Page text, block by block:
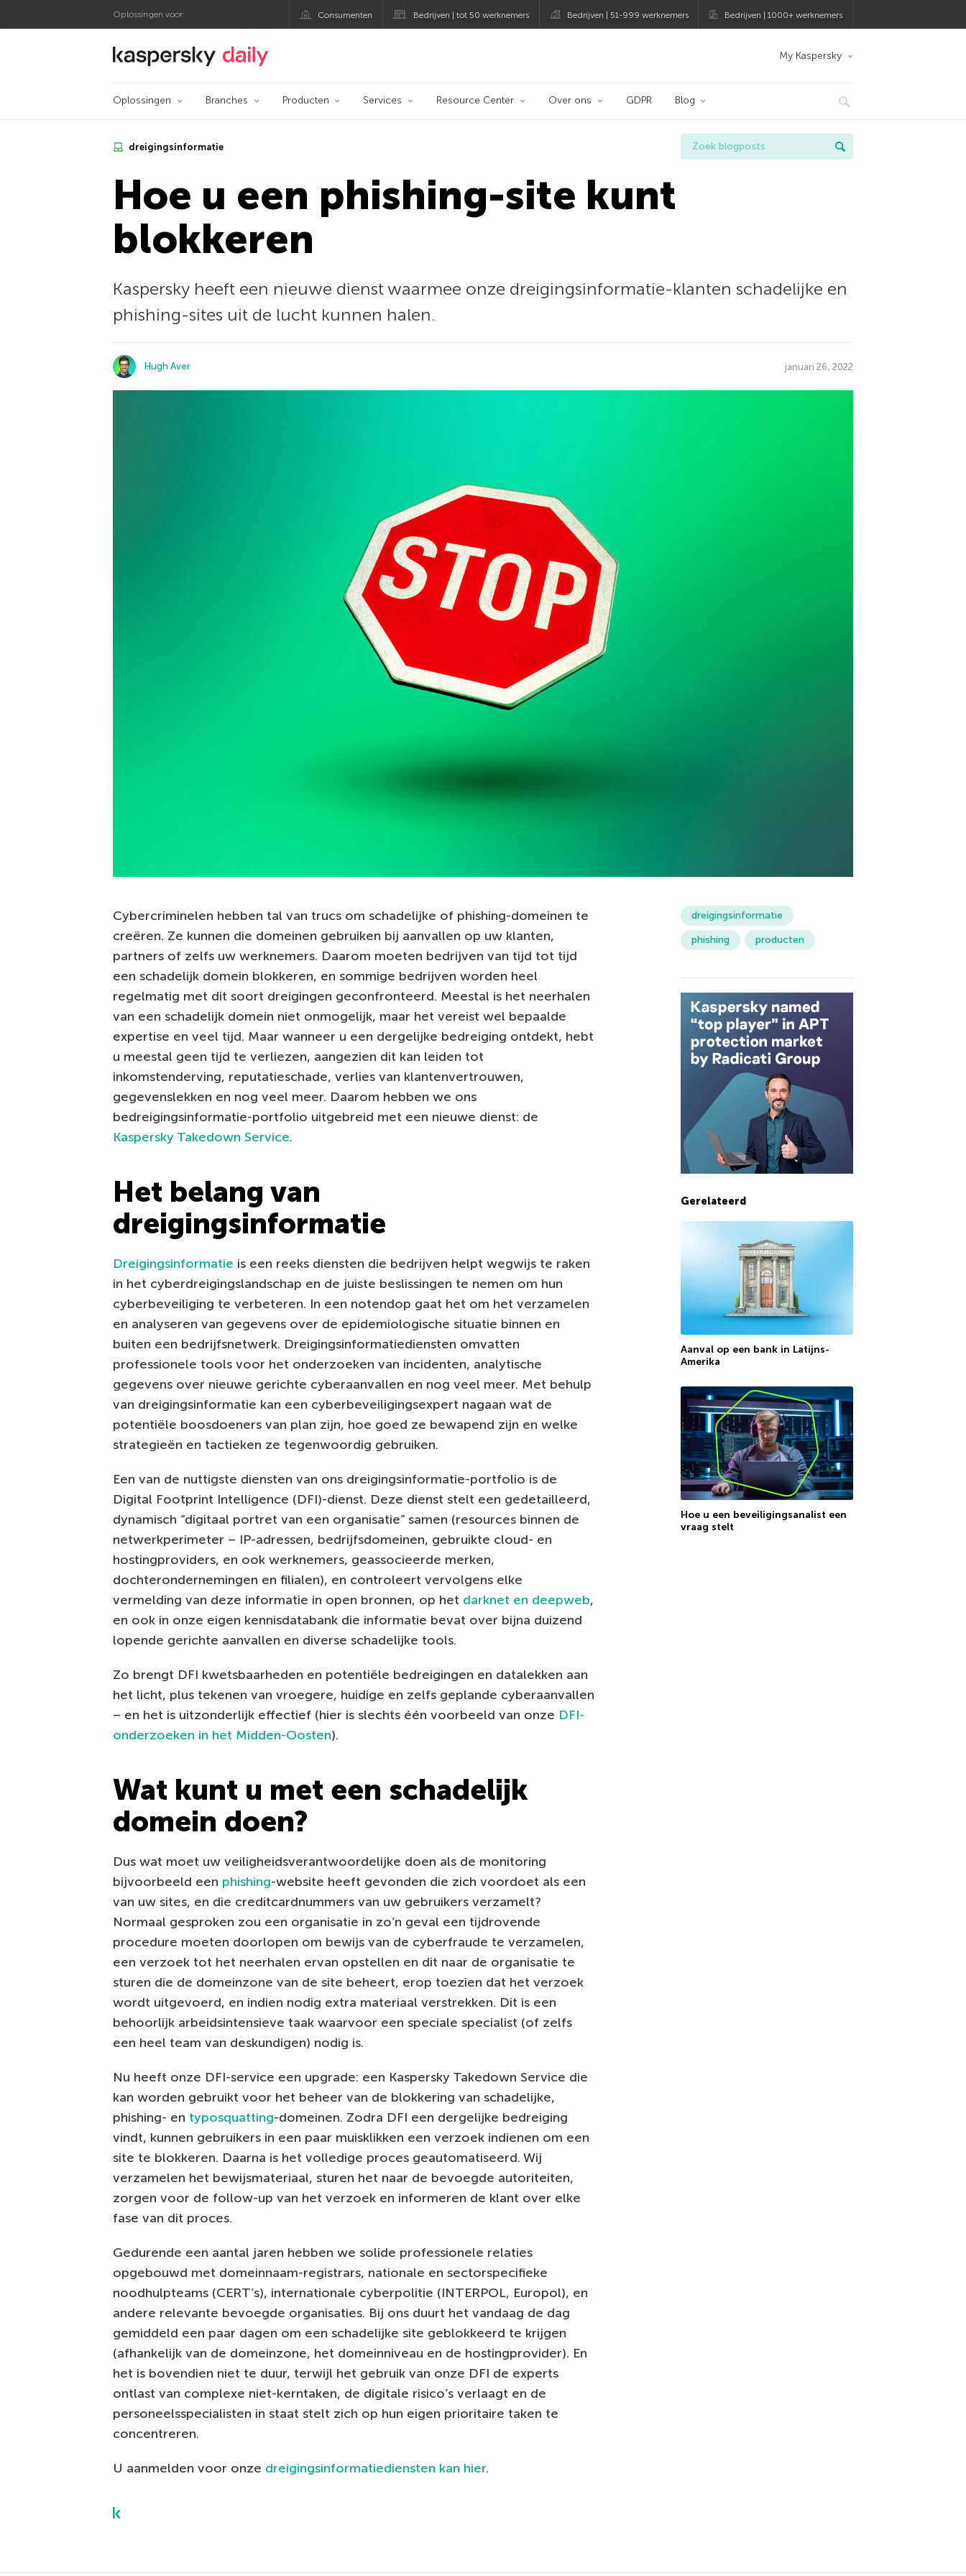
Oplossingen voor: Consumenten Bedrijven | tot 50 werknemers Bedrijven | 51-999 werknemers Bedrijven | 1000+ werknemers
Kaspersky official blog My Kaspersky
Oplossingen Branches Producten Services Resource Center Over ons GDPR Blog
dreigingsinformatie
Hoe u een phishing-site kunt
blokkeren
Kaspersky heeft een nieuwe dienst waarmee onze dreigingsinformatie-klanten schadelijke en
phishing-sites uit de lucht kunnen halen.
Hugh Aver januari 26, 2022
Cybercriminelen hebben tal van trucs om schadelijke of phishing-domeinen te
creëren. Ze kunnen die domeinen gebruiken bij aanvallen op uw klanten,
partners of zelfs uw werknemers. Daarom moeten bedrijven van tijd tot tijd
een schadelijk domein blokkeren, en sommige bedrijven worden heel
regelmatig met dit soort dreigingen geconfronteerd. Meestal is het neerhalen
van een schadelijk domein niet onmogelijk, maar het vereist wel bepaalde
expertise en veel tijd. Maar wanneer u een dergelijke bedreiging ontdekt, hebt
u meestal geen tijd te verliezen, aangezien dit kan leiden tot
inkomstenderving, reputatieschade, verlies van klantenvertrouwen,
gegevenslekken en nog veel meer. Daarom hebben we ons
bedreigingsinformatie-portfolio uitgebreid met een nieuwe dienst: de
Kaspersky Takedown Service.
Het belang van
dreigingsinformatie
Dreigingsinformatie is een reeks diensten die bedrijven helpt wegwijs te raken
in het cyberdreigingslandschap en de juiste beslissingen te nemen om hun
cyberbeveiliging te verbeteren. In een notendop gaat het om het verzamelen
en analyseren van gegevens over de epidemiologische situatie binnen en
buiten een bedrijfsnetwerk. Dreigingsinformatiediensten omvatten
professionele tools voor het onderzoeken van incidenten, analytische
gegevens over nieuwe gerichte cyberaanvallen en nog veel meer. Met behulp
van dreigingsinformatie kan een cyberbeveiligingsexpert nagaan wat de
potentiële boosdoeners van plan zijn, hoe goed ze bewapend zijn en welke
strategieën en tactieken ze tegenwoordig gebruiken.
Een van de nuttigste diensten van ons dreigingsinformatie-portfolio is de
Digital Footprint Intelligence (DFI)-dienst. Deze dienst stelt een gedetailleerd,
dynamisch “digitaal portret van een organisatie” samen (resources binnen de
netwerkperimeter – IP-adressen, bedrijfsdomeinen, gebruikte cloud- en
hostingproviders, en ook werknemers, geassocieerde merken,
dochterondernemingen en filialen), en controleert vervolgens elke
vermelding van deze informatie in open bronnen, op het darknet en deepweb,
en ook in onze eigen kennisdatabank die informatie bevat over bijna duizend
lopende gerichte aanvallen en diverse schadelijke tools.
Zo brengt DFI kwetsbaarheden en potentiële bedreigingen en datalekken aan
het licht, plus tekenen van vroegere, huidige en zelfs geplande cyberaanvallen
– en het is uitzonderlijk effectief (hier is slechts één voorbeeld van onze DFI-
onderzoeken in het Midden-Oosten).
Wat kunt u met een schadelijk
domein doen?
Dus wat moet uw veiligheidsverantwoordelijke doen als de monitoring
bijvoorbeeld een phishing-website heeft gevonden die zich voordoet als een
van uw sites, en die creditcardnummers van uw gebruikers verzamelt?
Normaal gesproken zou een organisatie in zo’n geval een tijdrovende
procedure moeten doorlopen om bewijs van de cyberfraude te verzamelen,
een verzoek tot het neerhalen ervan opstellen en dit naar de organisatie te
sturen die de domeinzone van de site beheert, erop toezien dat het verzoek
wordt uitgevoerd, en indien nodig extra materiaal verstrekken. Dit is een
behoorlijk arbeidsintensieve taak waarvoor een speciale specialist (of zelfs
een heel team van deskundigen) nodig is.
Nu heeft onze DFI-service een upgrade: een Kaspersky Takedown Service die
kan worden gebruikt voor het beheer van de blokkering van schadelijke,
phishing- en typosquatting-domeinen. Zodra DFI een dergelijke bedreiging
vindt, kunnen gebruikers in een paar muisklikken een verzoek indienen om een
site te blokkeren. Daarna is het volledige proces geautomatiseerd. Wij
verzamelen het bewijsmateriaal, sturen het naar de bevoegde autoriteiten,
zorgen voor de follow-up van het verzoek en informeren de klant over elke
fase van dit proces.
Gedurende een aantal jaren hebben we solide professionele relaties
opgebouwd met domeinnaam-registrars, nationale en sectorspecifieke
noodhulpteams (CERT’s), internationale cyberpolitie (INTERPOL, Europol), en
andere relevante bevoegde organisaties. Bij ons duurt het vandaag de dag
gemiddeld een paar dagen om een schadelijke site geblokkeerd te krijgen
(afhankelijk van de domeinzone, het domeinniveau en de hostingprovider). En
het is bovendien niet te duur, terwijl het gebruik van onze DFI de experts
ontlast van complexe niet-kerntaken, de digitale risico’s verlaagt en de
personeelsspecialisten in staat stelt zich op hun eigen prioritaire taken te
concentreren.
U aanmelden voor onze dreigingsinformatiediensten kan hier.
dreigingsinformatie
phishing
producten
Gerelateerd
Aanval op een bank in Latijns-
Amerika
Hoe u een beveiligingsanalist een
vraag stelt